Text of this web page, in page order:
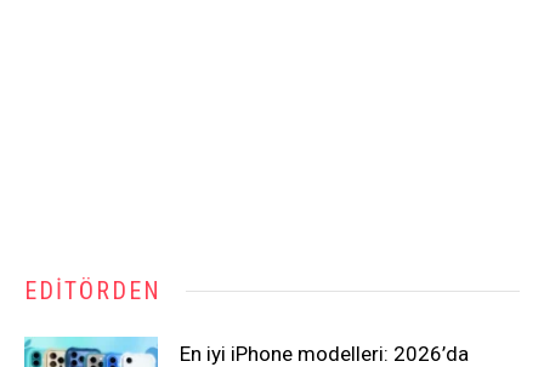
EDITÖRDEN
En iyi iPhone modelleri: 2026’da